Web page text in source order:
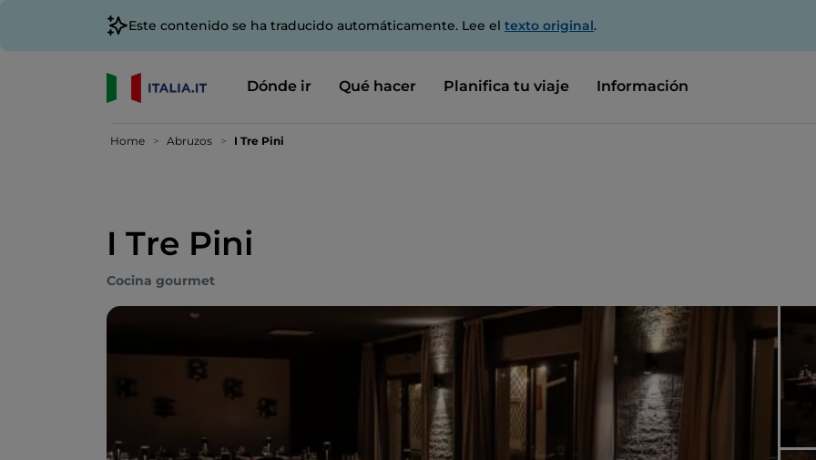
Este contenido se ha traducido automáticamente. Lee el texto original.
Dónde ir Qué hacer Planifica tu viaje Información
Home Abruzos I Tre Pini
I Tre Pini
Cocina gourmet